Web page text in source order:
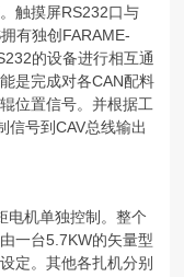
触摸屏RS232口与
有独创FARAME-
的设备进行相互通
是完成对各CAN配料
位置信号。并根据工
信号到CAV总线输出
电机单独控制。整个
一台5.7KW的矢量型
定。其他各扎机分别